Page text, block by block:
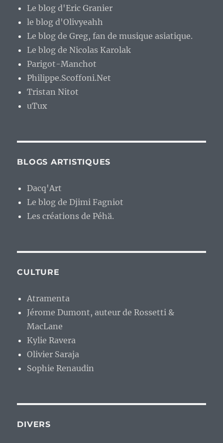
Le blog d'Eric Granier
le blog d'Olivyeahh
Le blog de Greg, fan de musique asiatique.
Le blog de Nicolas Karolak
Parigot-Manchot
Philippe.Scoffoni.Net
Tristan Nitot
uTux
BLOGS ARTISTIQUES
Dacq'Art
Le blog de Djimi Fagniot
Les créations de Péhä.
CULTURE
Atramenta
Jérome Dumont, auteur de Rossetti &
MacLane
Kylie Ravera
Olivier Saraja
Sophie Renaudin
DIVERS